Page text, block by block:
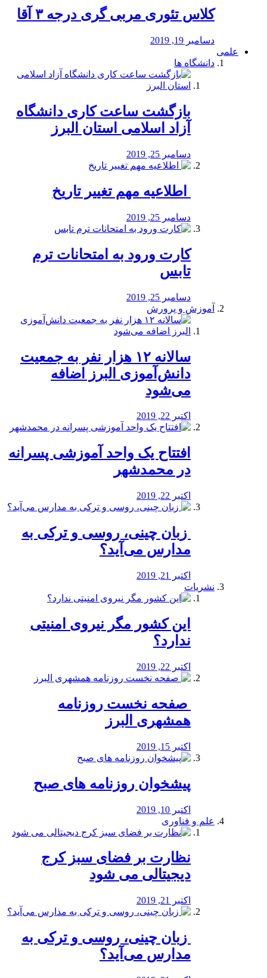
کلاس تئوری مربی گری درجه ۳ آقا
دسامبر 19, 2019
علمی
دانشگاه ها
بازگشت ساعت کاری دانشگاه
آزاد اسلامی استان البرز
دسامبر 25, 2019
️ اطلاعیه مهم تغییر تاریخ
دسامبر 25, 2019
کارت ورود به امتحانات ترم
تابس
دسامبر 25, 2019
آموزش و پرورش
️سالانه ۱۲ هزار نفر به جمعیت
دانش‌آموزی البرز اضافه
می‌شود
اکتبر 22, 2019
افتتاح یک واحد آموزشی پسرانه
در محمدشهر
اکتبر 22, 2019
️ زبان چینی، روسی و ترکی به
مدارس می‌آید؟
اکتبر 21, 2019
نشریات
این کشور مگر نیروی امنیتی
ندارد؟
اکتبر 22, 2019
️ صفحه نخست روزنامه‌
همشهری البرز
اکتبر 15, 2019
پیشخوان روزنامه های صبح
اکتبر 10, 2019
علم و فناوری
نظارت بر فضای سبز کرج
دیجیتالی می شود
اکتبر 21, 2019
️ زبان چینی، روسی و ترکی به
مدارس می‌آید؟